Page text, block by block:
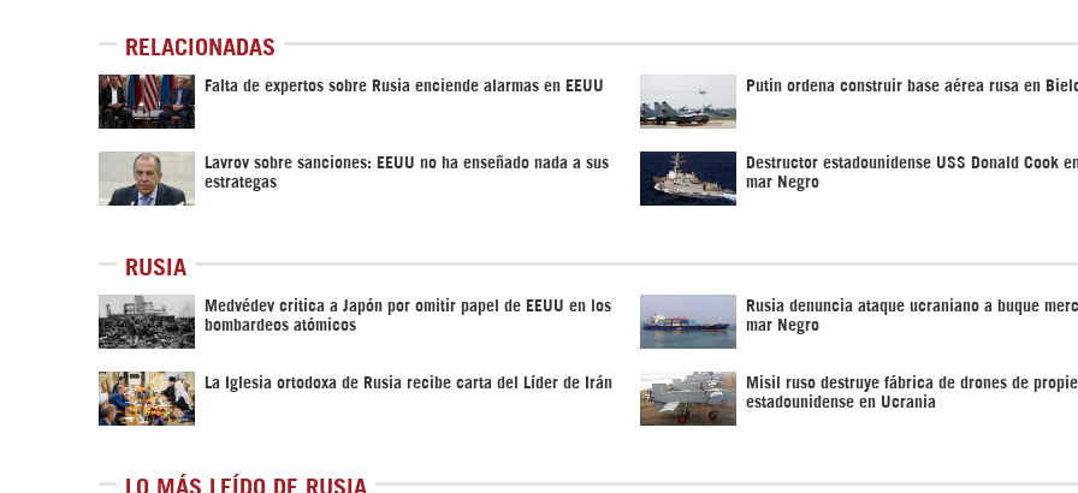
RELACIONADAS
Falta de expertos sobre Rusia enciende alarmas en EEUU Putin ordena construir base aérea rusa en
Lavrov sobre sanciones: EEUU no ha enseñado nada a sus
estrategas
Destructor estadounidense USS Donald Cook
mar Negro
RUSIA
Medvédev critica a Japón por omitir papel de EEUU en los
bombardeos atómicos
Rusia denuncia ataque ucraniano a buque
mar Negro
La Iglesia ortodoxa de Rusia recibe carta del Líder de Irán Misil ruso destruye fábrica de drones de
estadounidense en Ucrania
LO MÁS LEÍDO DE RUSIA